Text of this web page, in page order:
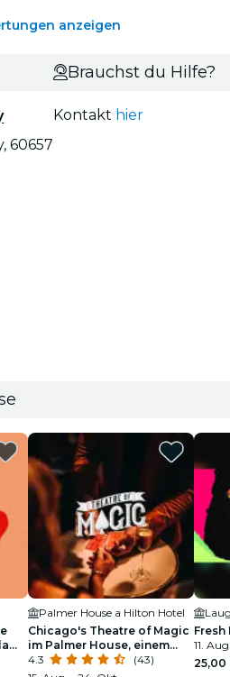
anzeigen
60657
Brauchst du Hilfe?
Kontakt hier
Palmer House a Hilton Hotel
Chicago's Theatre of Magic
im Palmer House, einem
Hilton Hotel
4.3
(43)
Fresh
11.
25,00